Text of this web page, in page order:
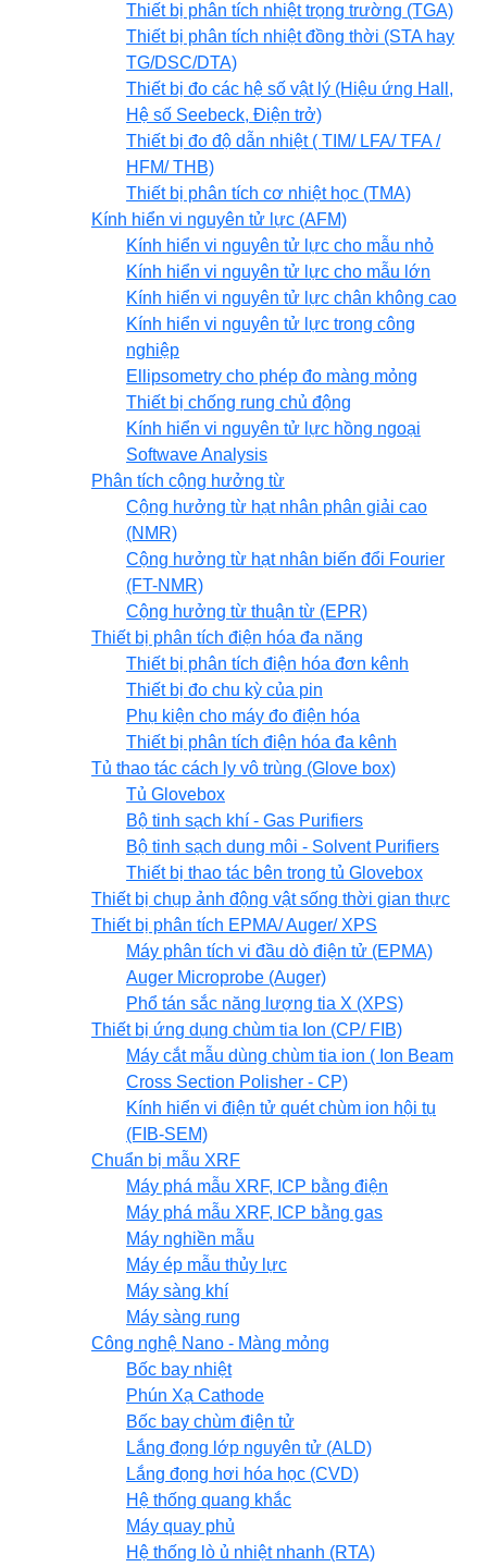
Thiết bị phân tích nhiệt trọng trường (TGA)
Thiết bị phân tích nhiệt đồng thời (STA hay
TG/DSC/DTA)
Thiết bị đo các hệ số vật lý (Hiệu ứng Hall,
Hệ số Seebeck, Điện trở)
Thiết bị đo độ dẫn nhiệt ( TIM/ LFA/ TFA /
HFM/ THB)
Thiết bị phân tích cơ nhiệt học (TMA)
Kính hiển vi nguyên tử lực (AFM)
Kính hiển vi nguyên tử lực cho mẫu nhỏ
Kính hiển vi nguyên tử lực cho mẫu lớn
Kính hiển vi nguyên tử lực chân không cao
Kính hiển vi nguyên tử lực trong công
nghiệp
Ellipsometry cho phép đo màng mỏng
Thiết bị chống rung chủ động
Kính hiển vi nguyên tử lực hồng ngoại
Softwave Analysis
Phân tích cộng hưởng từ
Cộng hưởng từ hạt nhân phân giải cao
(NMR)
Cộng hưởng từ hạt nhân biến đổi Fourier
(FT-NMR)
Cộng hưởng từ thuận từ (EPR)
Thiết bị phân tích điện hóa đa năng
Thiết bị phân tích điện hóa đơn kênh
Thiết bị đo chu kỳ của pin
Phụ kiện cho máy đo điện hóa
Thiết bị phân tích điện hóa đa kênh
Tủ thao tác cách ly vô trùng (Glove box)
Tủ Glovebox
Bộ tinh sạch khí - Gas Purifiers
Bộ tinh sạch dung môi - Solvent Purifiers
Thiết bị thao tác bên trong tủ Glovebox
Thiết bị chụp ảnh động vật sống thời gian thực
Thiết bị phân tích EPMA/ Auger/ XPS
Máy phân tích vi đầu dò điện tử (EPMA)
Auger Microprobe (Auger)
Phổ tán sắc năng lượng tia X (XPS)
Thiết bị ứng dụng chùm tia Ion (CP/ FIB)
Máy cắt mẫu dùng chùm tia ion ( Ion Beam
Cross Section Polisher - CP)
Kính hiển vi điện tử quét chùm ion hội tụ
(FIB-SEM)
Chuẩn bị mẫu XRF
Máy phá mẫu XRF, ICP bằng điện
Máy phá mẫu XRF, ICP bằng gas
Máy nghiền mẫu
Máy ép mẫu thủy lực
Máy sàng khí
Máy sàng rung
Công nghệ Nano - Màng mỏng
Bốc bay nhiệt
Phún Xạ Cathode
Bốc bay chùm điện tử
Lắng đọng lớp nguyên tử (ALD)
Lắng đọng hơi hóa học (CVD)
Hệ thống quang khắc
Máy quay phủ
Hệ thống lò ủ nhiệt nhanh (RTA)